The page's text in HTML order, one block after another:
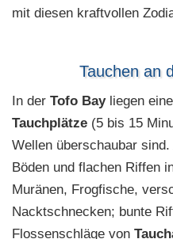
mit diesen kraftvollen
Tauchen an
In der Tofo Bayliegen
Tauchplätze (5 bis 15
Wellen überschaubar
Böden und flachen Riffen
Muränen, Frogfische,
Nacktschnecken; bunte
Flossenschläge von